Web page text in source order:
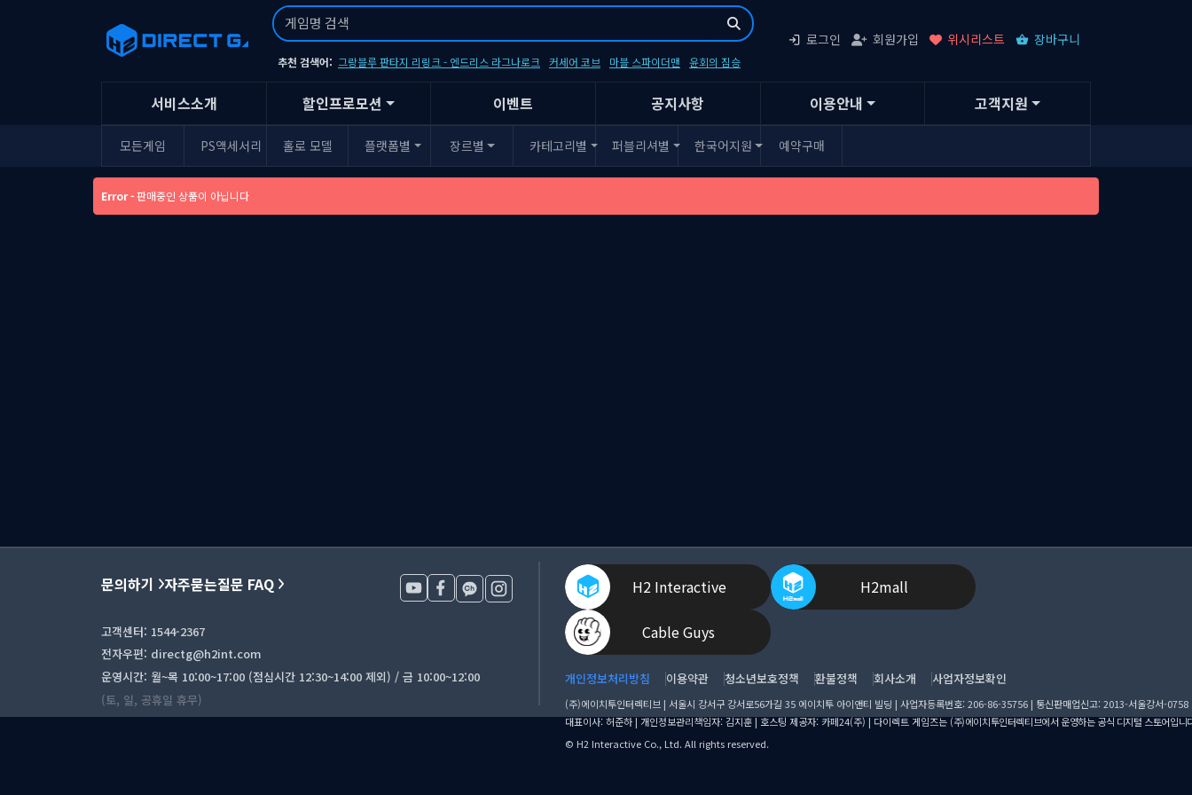
추천 검색어: 그랑블루 판타지 리링크 - 엔드리스 라그나로크 커세어 코브 마블 스파이더맨 윤회의 짐승
로그인 회원가입 위시리스트 장바구니
서비스소개 할인프로모션 이벤트 공지사항 이용안내 고객지원
모든게임 PS액세서리 홀로 모델 플랫폼별 장르별 카테고리별 퍼블리셔별 한국어지원 예약구매
Error -판매중인 상품이 아닙니다
문의하기 자주묻는질문 FAQ
고객센터: 1544-2367
전자우편: directg@h2int.com
운영시간: 월~목 10:00~17:00 (점심시간 12:30~14:00 제외) / 금 10:00~12:00
(토, 일, 공휴일 휴무)
H2 Interactive H2mall
Cable Guys
개인정보처리방침 이용약관 청소년보호정책 환불정책 회사소개 사업자정보확인
(주)에이치투인터렉티브 | 서울시 강서구 강서로56가길 35 에이치투 아이앤티 빌딩 | 사업자등록번호: 206-86-35756 | 통신판매업신고: 2013-서울강서-0758
대표이사: 허준하 | 개인정보관리책임자: 김지훈 | 호스팅 제공자: 카페24(주) | 다이렉트 게임즈는(주)에이치투인터렉티브에서 운영하는 공식 디지털 스토어입니
© H2 Interactive Co., Ltd. All rights reserved.